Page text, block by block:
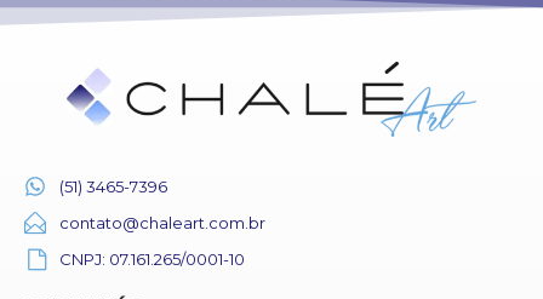
(51) 3465-7396
contato@chaleart.com.br
CNPJ: 07.161.265/0001-10